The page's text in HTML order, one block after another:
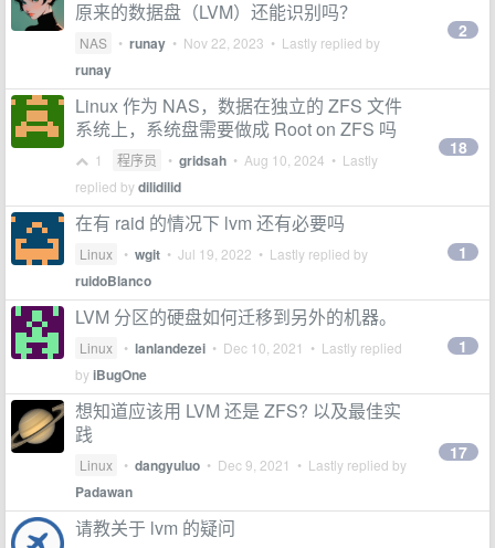
原来的数据盘（LVM）还能识别吗？
NAS • runay • Nov 22, 2023 • Lastly replied by
runay
2
Linux 作为 NAS，数据在独立的 ZFS 文件
系统上，系统盘需要做成 Root on ZFS 吗
1 程序员 • gridsah • Aug 10, 2024 • Lastly
replied bydilidilid
18
在有 raid 的情况下 lvm 还有必要吗
Linux • wgit • Jul 19, 2022 • Lastly replied by
ruidoBlanco
1
LVM 分区的硬盘如何迁移到另外的机器。
Linux • lanlandezei • Dec 10, 2021 • Lastly replied
byiBugOne
1
想知道应该用 LVM 还是 ZFS? 以及最佳实
践
Linux • dangyuluo • Dec 9, 2021 • Lastly replied by
Padawan
17
请教关于 lvm 的疑问